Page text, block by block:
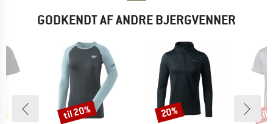
GODKENDT AF ANDRE BJERGVENNER
Rabat
til 20% Rabat
20% til